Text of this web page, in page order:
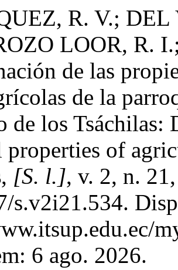
R. V.;
LOOR, R.
de las
de la
de los Tsáchilas:
properties of
, [S. l.], v. 2, n.
s.v2i21.534.
6 ago. 2026.